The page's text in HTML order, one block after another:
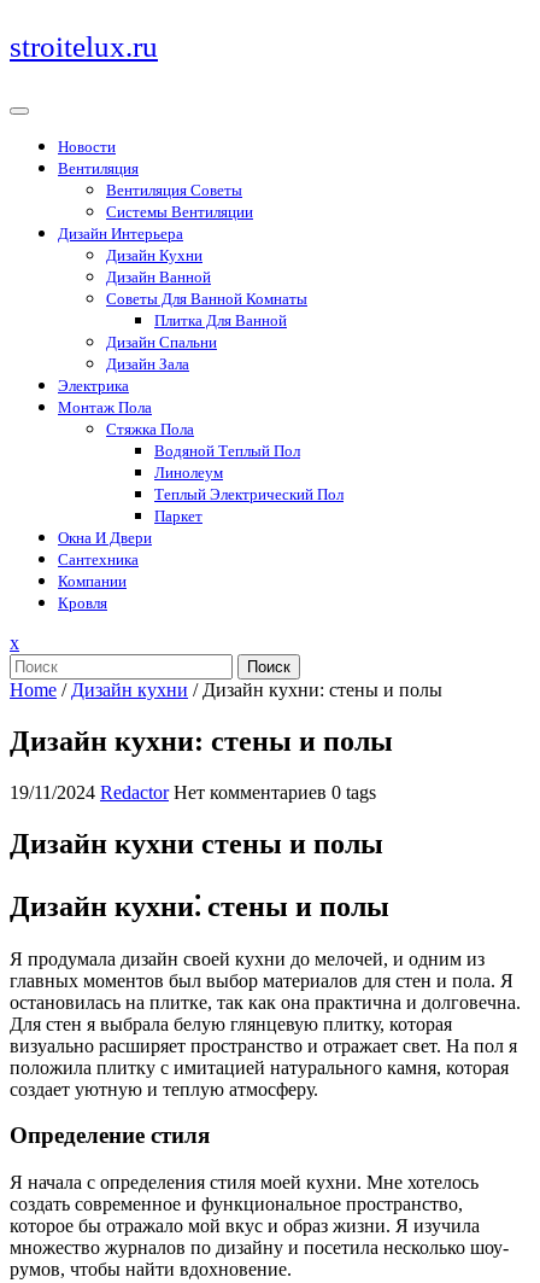
Перейти
к
stroitelux.ru
Новости
Вентиляция
Вентиляция Советы
Системы Вентиляции
Дизайн Интерьера
Дизайн Кухни
Дизайн Ванной
Советы Для Ванной Комнаты
Плитка Для Ванной
Дизайн Спальни
Дизайн Зала
Электрика
Монтаж Пола
Стяжка Пола
Водяной Теплый Пол
Линолеум
Теплый Электрический Пол
Паркет
Окна И Двери
Сантехника
Компании
Кровля
xЗакрыть
меню
Поиск
Home / Дизайн кухни / Дизайн кухни: стены и полы
Дизайн кухни: стены и полы
19/11/2024 Redactor Нет комментариев 0 tags
Дизайн кухни стены и полы
Дизайн кухни⁚ стены и полы
Я продумала дизайн своей кухни до мелочей, и одним из
главных моментов был выбор материалов для стен и пола. Я
остановилась на плитке, так как она практична и долговечна.
Для стен я выбрала белую глянцевую плитку, которая
визуально расширяет пространство и отражает свет. На пол я
положила плитку с имитацией натурального камня, которая
создает уютную и теплую атмосферу.
Определение стиля
Я начала с определения стиля моей кухни. Мне хотелось
создать современное и функциональное пространство,
которое бы отражало мой вкус и образ жизни. Я изучила
множество журналов по дизайну и посетила несколько шоу-
румов, чтобы найти вдохновение.